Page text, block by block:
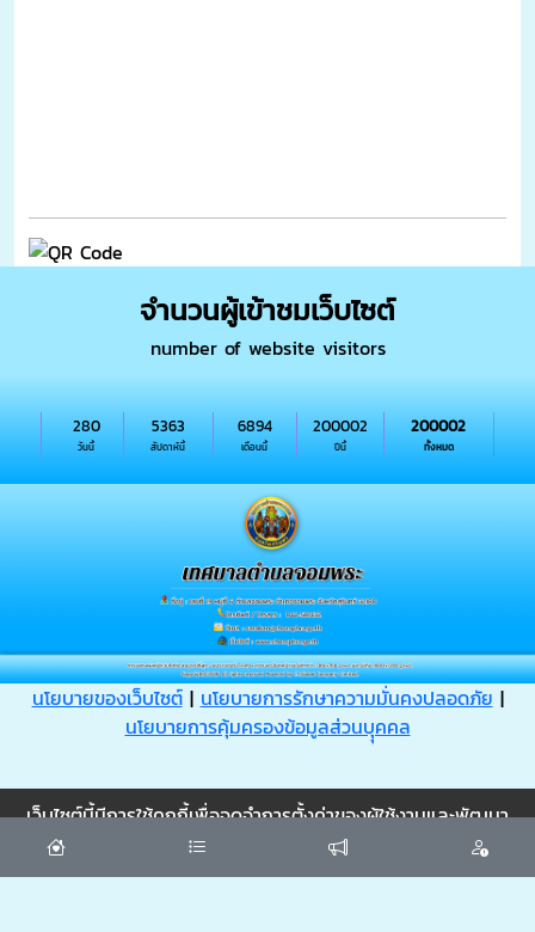
จำนวนผู้เข้าชมเว็บไซต์
number of website visitors
วันนี้
280
สัปดาห์นี้
5363
เดือนนี้
6894
ปีนี้
200002
ทั้งหมด
200002
นโยบายของเว็บไซต์| นโยบายการรักษาความมั่นคงปลอดภัย |
นโยบายการคุ้มครองข้อมูลส่วนบุุคคล
Cookie
เว็บไซต์นี้มีการใช้คุกกี้เพื่อจดจำการตั้งค่าของผู้ใช้งานและพัฒนา
ประสบการณ์การใช้งานของคุณให้ดียิ่งขึ้น